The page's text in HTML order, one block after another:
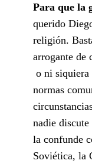
Para que la
querido
religión.
arrogante de
o ni siquiera
normas
nadie
la confunde
Soviética, la